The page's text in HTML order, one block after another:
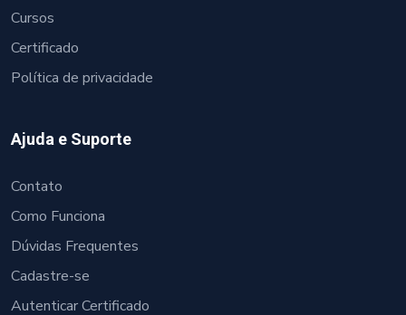
Cursos
Certificado
Política de privacidade
Ajuda e Suporte
Contato
Como Funciona
Dúvidas Frequentes
Cadastre-se
Autenticar Certificado